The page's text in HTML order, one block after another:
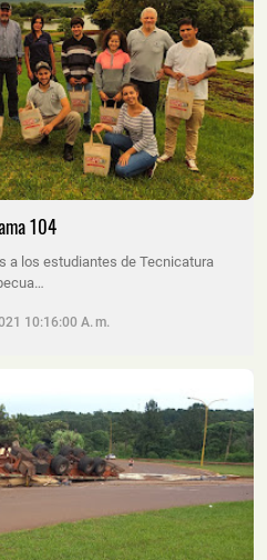
104
a los estudiantes de Tecnicatura
10:16:00 A. M.